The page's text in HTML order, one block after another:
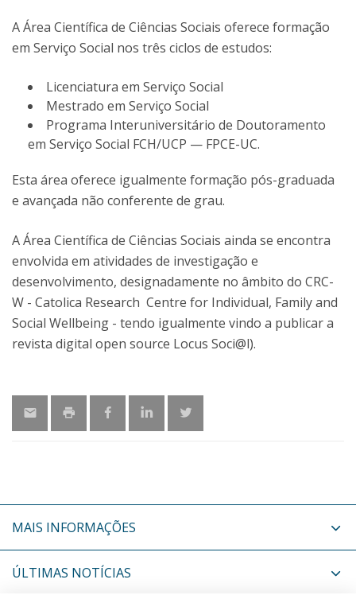
A Área Científica de Ciências Sociais oferece formação
em Serviço Social nos três ciclos de estudos:
Licenciatura em Serviço Social
Mestrado em Serviço Social
Programa Interuniversitário de Doutoramento
em Serviço Social FCH/UCP — FPCE-UC.
Esta área oferece igualmente formação pós-graduada
e avançada não conferente de grau.
A Área Científica de Ciências Sociais ainda se encontra
envolvida em atividades de investigação e
desenvolvimento, designadamente no âmbito do CRC-
W - Catolica Research Centre for Individual, Family and
Social Wellbeing - tendo igualmente vindo a publicar a
revista digital open source Locus Soci@l).
MAIS INFORMAÇÕES
ÚLTIMAS NOTÍCIAS